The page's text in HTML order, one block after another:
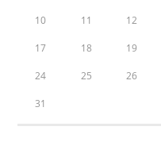
10 11 12
17 18 19
24 25 26
31